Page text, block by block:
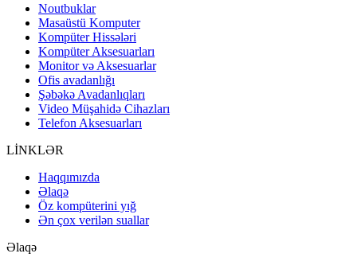
Noutbuklar
Masaüstü Komputer
Kompüter Hissələri
Kompüter Aksesuarları
Monitor və Aksesuarlar
Ofis avadanlığı
Şəbəkə Avadanlıqları
Video Müşahidə Cihazları
Telefon Aksesuarları
LİNKLƏR
Haqqımızda
Əlaqə
Öz kompüterini yığ
Ən çox verilən suallar
Əlaqə